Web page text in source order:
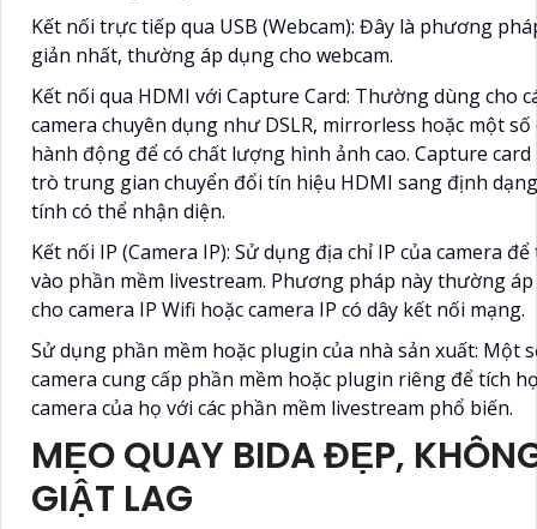
Kết nối trực tiếp qua USB (Webcam): Đây là phương
giản nhất, thường áp dụng cho webcam.
Kết nối qua HDMI với Capture Card: Thường dùng cho
camera chuyên dụng như DSLR, mirrorless hoặc một số
hành động để có chất lượng hình ảnh cao. Capture
trò trung gian chuyển đổi tín hiệu HDMI sang định
tính có thể nhận diện.
Kết nối IP (Camera IP): Sử dụng địa chỉ IP của camera
vào phần mềm livestream. Phương pháp này thường
cho camera IP Wifi hoặc camera IP có dây kết nối mạng.
Sử dụng phần mềm hoặc plugin của nhà sản xuất: Một
camera cung cấp phần mềm hoặc plugin riêng để tích
camera của họ với các phần mềm livestream phổ biến.
MẸO QUAY BIDA ĐẸP,
GIẬT LAG